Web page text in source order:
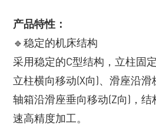
产品特性：
🔹稳定的机床结构
采用稳定的C型结构，立柱固
立柱横向移动(X向)、滑座沿滑
轴箱沿滑座垂向移动(Z向)，
速高精度加工。